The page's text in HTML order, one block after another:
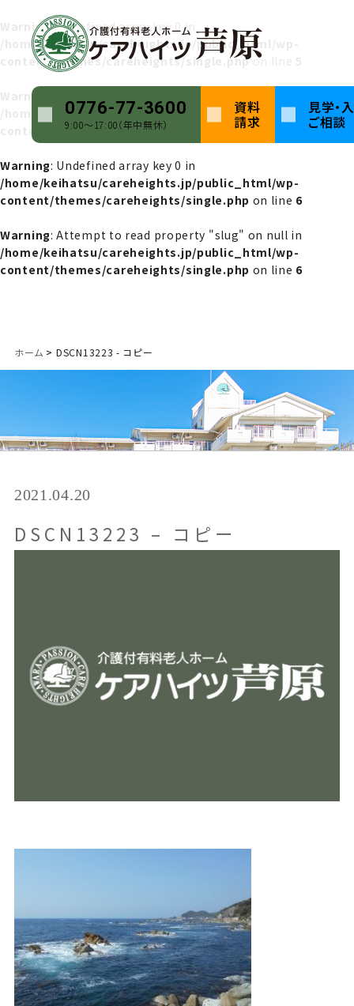
0776-77-3600
9:00〜17:00（年中無休）
資料
請求
見学・
ご相談
Warning: Undefined array key 0 in
/home/keihatsu/careheights.jp/public_html/wp-
content/themes/careheights/single.phpon line
Warning
/home/keihatsu/careheights.jp/public_html/wp-
content/themes/careheights/single.phpon line
Warning: Undefined array key 0 in
/home/keihatsu/careheights.jp/public_html/wp-
content/themes/careheights/single.php on line 6
Warning: Attempt to read property "slug" on null in
/home/keihatsu/careheights.jp/public_html/wp-
content/themes/careheights/single.php on line 6
ホーム DSCN13223 - コピー
2021.04.20
DSCN13223 – コピー